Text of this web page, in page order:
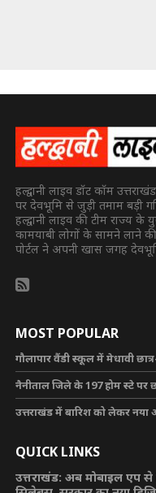
हल्द्वानी लाइव डॉट कॉम
पर देवभूमि से जुड़ी तमाम बड़ी
हल्द्वानी लाइव की टीम राज्य
कामयाबी लोगों के सामने लाने
पोर्टल ने अपनी खास जगह
MOST POPULAR
गौलापार वैंडी स्कूल में मेधावी
नैनीताल जिले के 197 होम स्टे पर
उत्तराखंड में बारिश को लेकर
QUICK LINKS
उत्तराखंड: अब मोबाइल एप से